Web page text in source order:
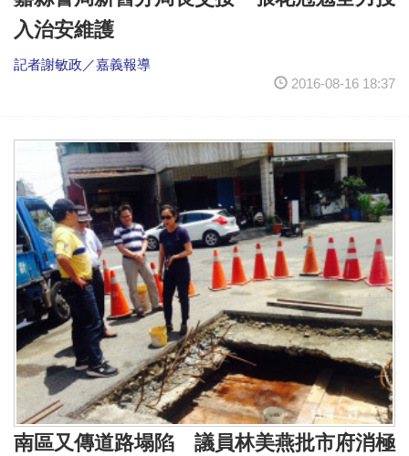
入治安維護
記者謝敏政／嘉義報導
2016-08-16 18:37
南區又傳道路塌陷 議員林美燕批市府消極